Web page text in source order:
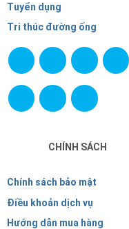
Tuyển dụng
Tri thúc đường ống
CHÍNH SÁCH
Chính sách bảo mật
Điều khoản dịch vụ
Hướng dẫn mua hàng